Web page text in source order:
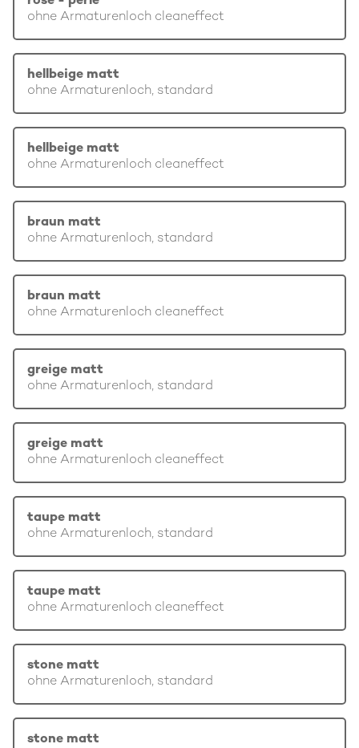
ohne Armaturenloch cleaneffect
hellbeige matt
ohne Armaturenloch, standard
hellbeige matt
ohne Armaturenloch cleaneffect
braun matt
ohne Armaturenloch, standard
braun matt
ohne Armaturenloch cleaneffect
greige matt
ohne Armaturenloch, standard
greige matt
ohne Armaturenloch cleaneffect
taupe matt
ohne Armaturenloch, standard
taupe matt
ohne Armaturenloch cleaneffect
stone matt
ohne Armaturenloch, standard
stone matt